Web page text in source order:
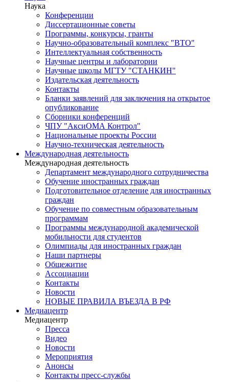
Наука
Конференции
Диссертационные советы
Программы, конкурсы, гранты
Научно-образовательный комплекс "ВТО"
Интеллектуальная собственность
Научные центры и лаборатории
Научные школы МГТУ "СТАНКИН"
Издательская деятельность
Контакты
Бланки заявлений для заключения на открытое
опубликование
Сборники конференций
ЧПУ "АксиОМА Контрол"
Национальные проекты России
Научно-техническая деятельность
Международная деятельность
Международная деятельность
Департамент международного сотрудничества
Обучение иностранных граждан
Подготовительное отделение для иностранных
граждан
Обучение по совместным образовательным
программам
Программы международной академической
мобильности для студентов
Олимпиады для иностранных граждан
Наши партнеры
Общежитие
Ассоциации
Контакты
Новости
НОВЫЕ ПРАВИЛА ВЪЕЗДА В РФ
Медиацентр
Медиацентр
Пресса
Видео
Новости
Мероприятия
Анонсы
Контакты пресс-службы